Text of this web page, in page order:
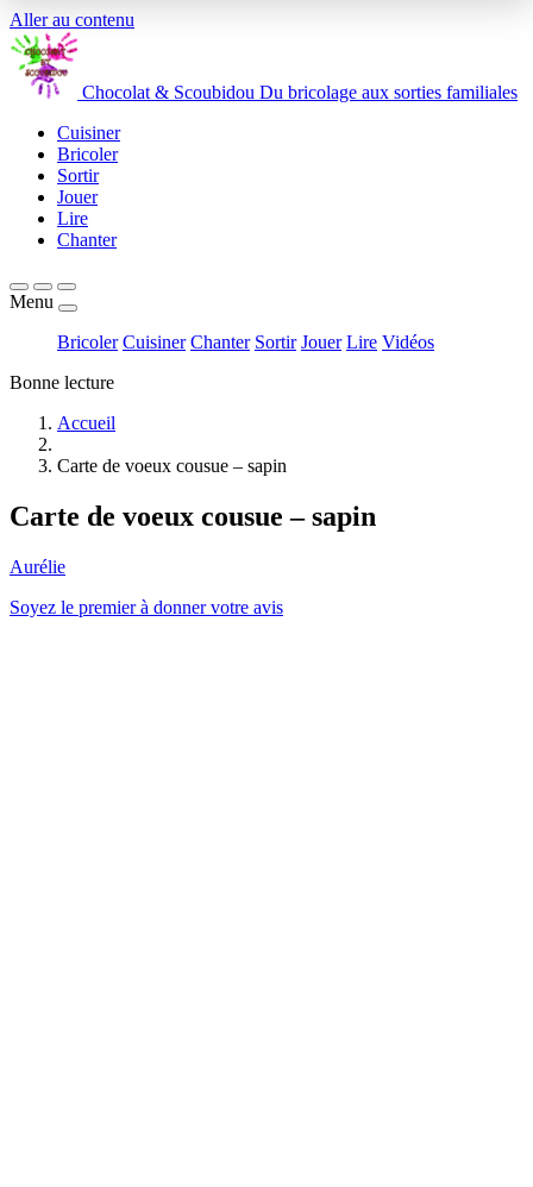
Aller au contenu
Chocolat & Scoubidou Du bricolage aux sorties familiales
Cuisiner
Bricoler
Sortir
Jouer
Lire
Chanter
Menu
Bricoler Cuisiner Chanter Sortir Jouer Lire Vidéos
Bonne lecture
Accueil
Carte de voeux cousue – sapin
Carte de voeux cousue – sapin
Aurélie
Soyez le premier à donner votre avis